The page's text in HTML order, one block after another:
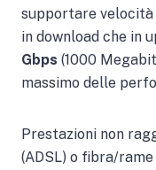
supportare velocità
in download che in
Gbps (1000
massimo delle
Prestazioni non
(ADSL) o fibra/rame